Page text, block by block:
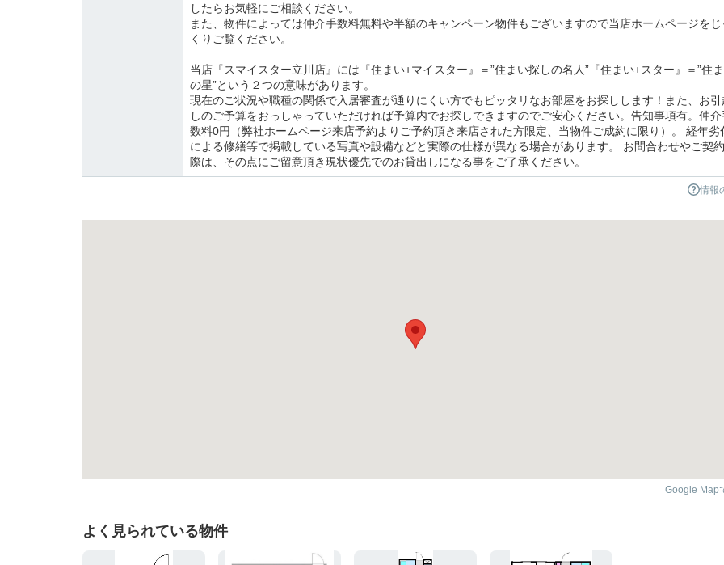
したらお気軽にご相談ください。
また、物件によっては仲介手数料無料や半額のキャンペーン物件もございますので当店ホームページをじ
くりご覧ください。
当店『スマイスター立川店』には『住まい+マイスター』＝”住まい探しの名人”『住まい+スター』＝”住
の星”という２つの意味があります。
現在のご状況や職種の関係で入居審査が通りにくい方でもピッタリなお部屋をお探しします！また、お引
しのご予算をおっしゃっていただければ予算内でお探しできますのでご安心ください。告知事項有。仲介
数料0円（弊社ホームページ来店予約よりご予約頂き来店された方限定、当物件ご成約に限り）。 経年劣
による修繕等で掲載している写真や設備などと実際の仕様が異なる場合があります。 お問合わせやご契
際は、その点にご留意頂き現状優先でのお貸出しになる事をご了承ください。
情報
Google Map
よく見られている物件